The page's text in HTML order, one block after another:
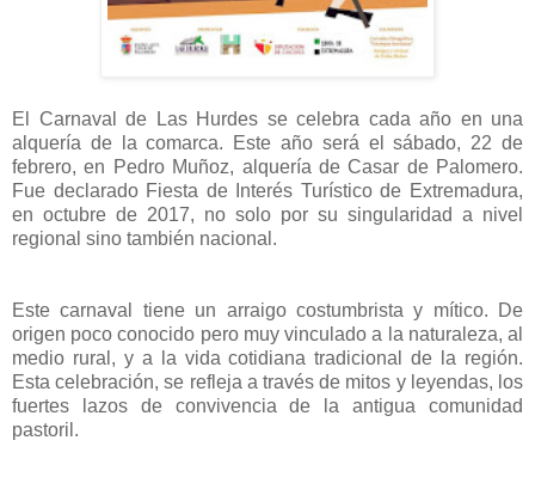
El Carnaval de Las Hurdes se celebra cada año en una
alquería de la comarca. Este año será el sábado, 22 de
febrero, en Pedro Muñoz, alquería de Casar de Palomero.
Fue declarado Fiesta de Interés Turístico de Extremadura,
en octubre de 2017, no solo por su singularidad a nivel
regional sino también nacional.
Este carnaval tiene un arraigo costumbrista y mítico. De
origen poco conocido pero muy vinculado a la naturaleza, al
medio rural, y a la vida cotidiana tradicional de la región.
Esta celebración, se refleja a través de mitos y leyendas, los
fuertes lazos de convivencia de la antigua comunidad
pastoril.